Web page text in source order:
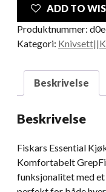
ADD TO
Produktnummer:
Kategori:
Beskrivelse
Beskrivelse
Fiskars Essential
Komfortabelt
funksjonalitet med